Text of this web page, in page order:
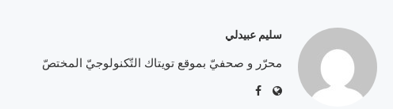
سليم عبيدلي
محرّر و صحفيّ بموقع تويتاك التّكنولوجيّ المختصّ